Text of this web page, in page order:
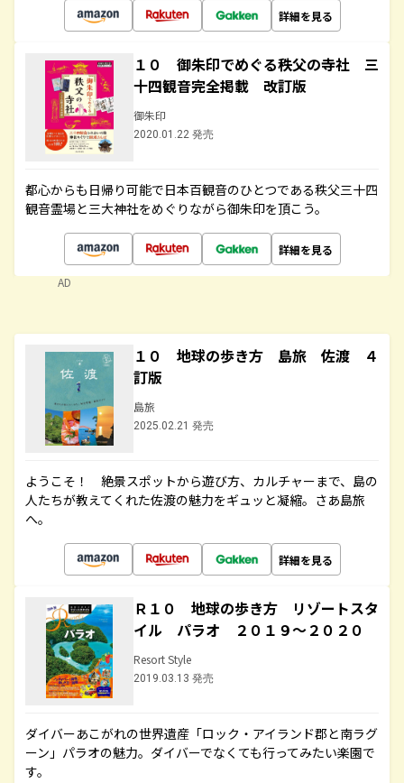
詳細を見る
１０ 御朱印でめぐる秩父の寺社 三
十四観音完全掲載 改訂版
御朱印
2020.01.22 発売
都心からも日帰り可能で日本百観音のひとつである秩父三十四
観音霊場と三大神社をめぐりながら御朱印を頂こう。
詳細を見る
AD
１０ 地球の歩き方 島旅 佐渡 ４
訂版
島旅
2025.02.21 発売
ようこそ！ 絶景スポットから遊び方、カルチャーまで、島の
人たちが教えてくれた佐渡の魅力をギュッと凝縮。さあ島旅
へ。
詳細を見る
Ｒ１０ 地球の歩き方 リゾートスタ
イル パラオ ２０１９～２０２０
Resort Style
2019.03.13 発売
ダイバーあこがれの世界遺産「ロック・アイランド郡と南ラグ
ーン」パラオの魅力。ダイバーでなくても行ってみたい楽園で
す。